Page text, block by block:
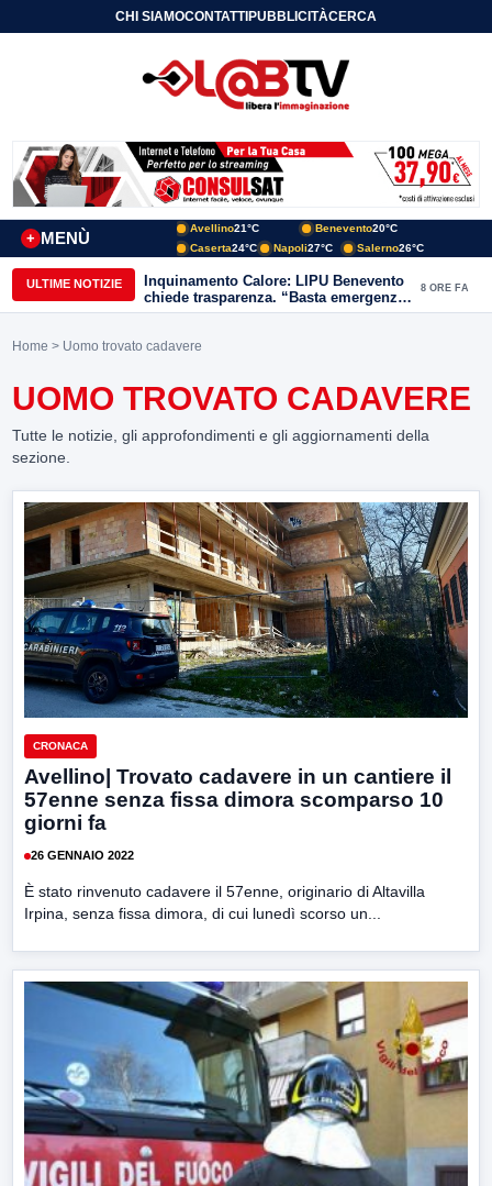
CHI SIAMOCONTATTIPUBBLICITÀCERCA
MENÙ
+
Avellino21°C Benevento20°C
Caserta24°C Napoli27°C Salerno26°C
ULTIME NOTIZIE
Inquinamento Calore: LIPU Benevento
chiede trasparenza. “Basta emergenze:
non possiamo continuare a trattare i
canali di scarico
8 ORE FA
Home > Uomo trovato cadavere
UOMO TROVATO CADAVERE
Tutte le notizie, gli approfondimenti e gli aggiornamenti della
sezione.
CRONACA
Avellino| Trovato cadavere in un cantiere il
57enne senza fissa dimora scomparso 10
giorni fa
26 GENNAIO 2022
È stato rinvenuto cadavere il 57enne, originario di Altavilla
Irpina, senza fissa dimora, di cui lunedì scorso un...